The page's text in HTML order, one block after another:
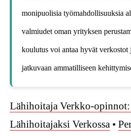
monipuolisia työmahdollisuuksia
valmiudet oman yrityksen
koulutus voi antaa hyvät verkostot
jatkuvaan ammatilliseen
Lähihoitaja Verkko-
Lähihoitajaksi Verkossa •